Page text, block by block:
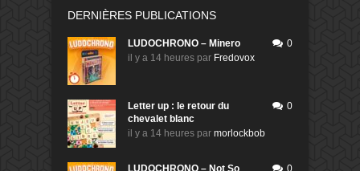
DERNIÈRES PUBLICATIONS
LUDOCHRONO – Minero
il y a 14 heures par Fredovox
0
Letter up : le retour du
chevalet blanc
il y a 14 heures par morlockbob
0
LUDOCHRONO – Not So
0